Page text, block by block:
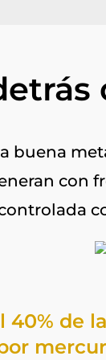
buena
con
40% de la